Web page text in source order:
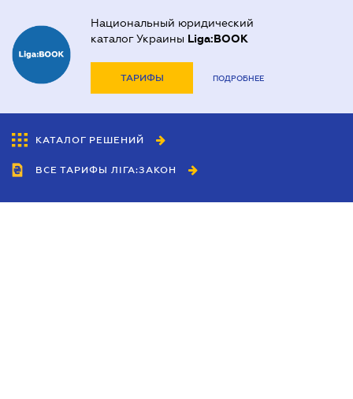
Национальный юридический
каталог Украины Liga:BOOK
ТАРИФЫ ПОДРОБНЕЕ
КАТАЛОГ РЕШЕНИЙ
ВСЕ ТАРИФЫ ЛІГА:ЗАКОН